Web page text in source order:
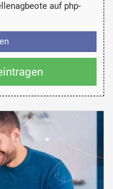
auf php-